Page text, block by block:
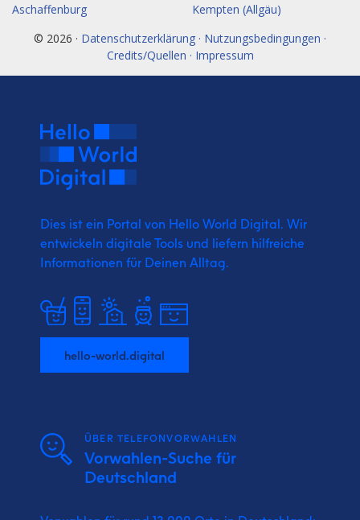
Aschaffenburg
Kempten (Allgäu)
© 2026 · Datenschutzerklärung · Nutzungsbedingungen ·
Credits/Quellen · Impressum
Dies ist ein Portal von Hello World Digital. Wir
entwickeln digitale Tools und liefern hilfreiche
Informationen für Deinen Alltag.
hello-world.digital
ÜBER TELEFONVORWAHLEN
Vorwahlen-Suche für
Deutschland